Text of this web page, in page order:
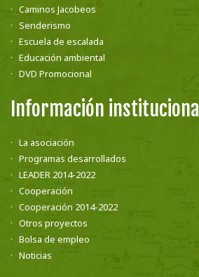
Caminos Jacobeos
Senderismo
Escuela de escalada
Educación ambiental
DVD Promocional
Información institucional
La asociación
Programas desarrollados
LEADER 2014-2022
Cooperación
Cooperación 2014-2022
Otros proyectos
Bolsa de empleo
Noticias